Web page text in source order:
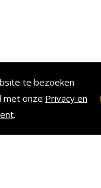
te bezoeken
met onze Privacy en
.